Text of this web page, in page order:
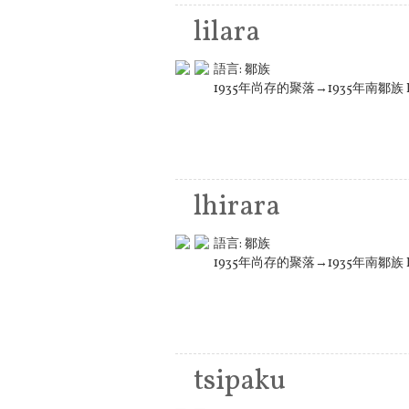
lilara
語言: 鄒族
1935年尚存的聚落→1935年南鄒族
lhirara
語言: 鄒族
1935年尚存的聚落→1935年南鄒族
tsipaku